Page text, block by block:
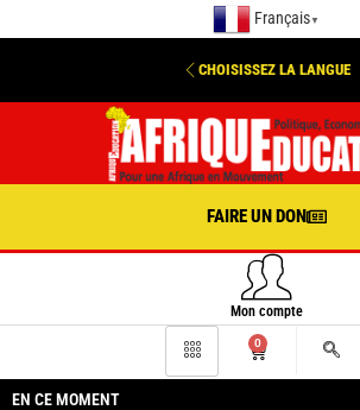
Français ▼
CHOISISSEZ LA LANGUE
FAIRE UN DON
Mon compte
0
EN CE MOMENT